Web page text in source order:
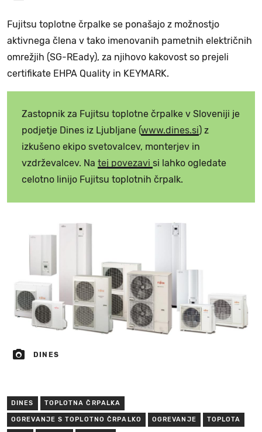
Fujitsu toplotne črpalke se ponašajo z možnostjo
aktivnega člena v tako imenovanih pametnih električnih
omrežjih (SG-REady), za njihovo kakovost so prejeli
certifikate EHPA Quality in KEYMARK.
Zastopnik za Fujitsu toplotne črpalke v Sloveniji je
podjetje Dines iz Ljubljane (www.dines.si) z
izkušeno ekipo svetovalcev, monterjev in
vzdrževalcev. Na tej povezavi si lahko ogledate
celotno linijo Fujitsu toplotnih črpalk.
DINES
DINES TOPLOTNA ČRPALKA
OGREVANJE S TOPLOTNO ČRPALKO OGREVANJE TOPLOTA